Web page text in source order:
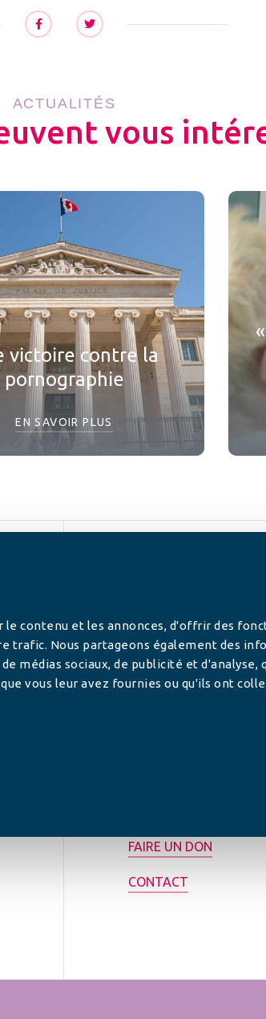
contenu et les annonces, d'offrir des
trafic. Nous partageons également des
médias sociaux, de publicité et d'analyse,
vous leur avez fournies ou qu'ils ont
ACTUALITÉS
vous
victoire contre la
pornographie
EN SAVOIR PLUS
FAIRE UN DON
CONTACT